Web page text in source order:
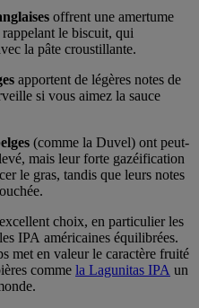
offrent une amertume
rappelant le biscuit, qui
la pâte croustillante.
apportent de légères notes de
si vous aimez la sauce
(comme la Duvel) ont peut-
mais leur forte gazéification
le gras, tandis que leurs notes
choix, en particulier les
IPA américaines équilibrées.
met en valeur le caractère fruité
comme la Lagunitas IPA un